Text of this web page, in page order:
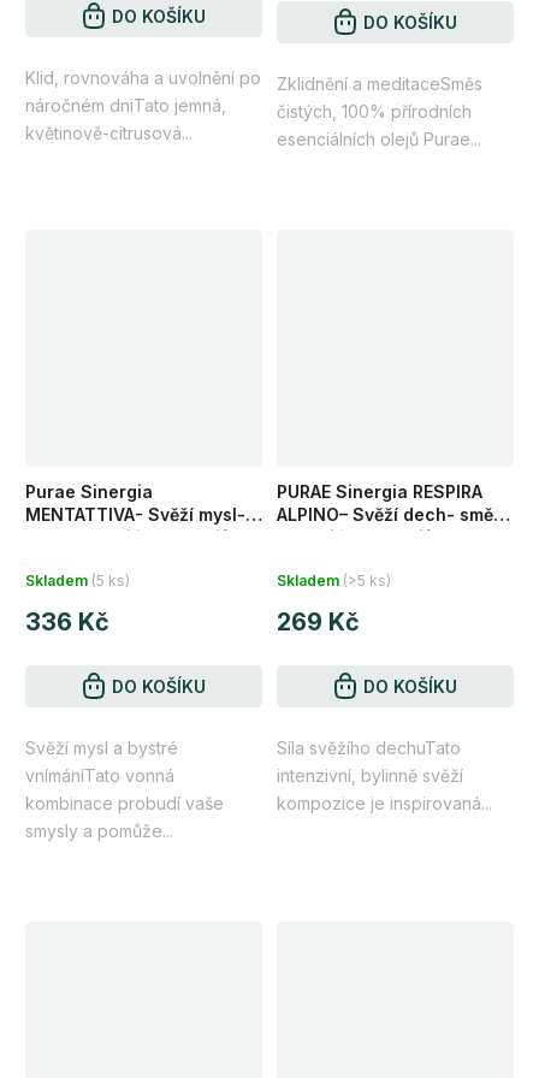
5
hvězdiček.
DO KOŠÍKU
Klid, rovnováha a uvolnění po
náročném dniTato jemná,
květinově-citrusová...
DO KOŠÍKU
Zklidnění a meditaceSměs
čistých, 100% přírodních
esenciálních olejů Purae...
Purae Sinergia
MENTATTIVA- Svěží mysl-
směs esenciálních olejů +
hodnocení
produktu
5
hvězdiček.
Skladem (5 ks)
336 Kč
DO KOŠÍKU
Svěží mysl a bystré
vnímáníTato vonná
kombinace probudí vaše
smysly a pomůže...
PURAE Sinergia RESPIRA
ALPINO– Svěží dech- směs
esenciálních olejů pro
hodnocení
produktu
5
hvězdiček.
Skladem (>5 ks)
269 Kč
DO KOŠÍKU
Síla svěžího dechuTato
intenzivní, bylinně svěží
kompozice je inspirovaná...